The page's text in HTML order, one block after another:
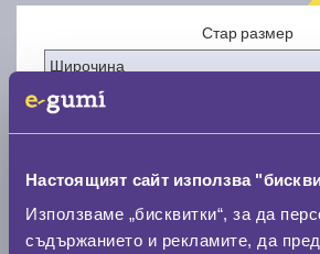
Настоящият сайт използва
Използваме „бисквитки“, за да
съдържанието и рекламите, да
Стар размер
Нов размер